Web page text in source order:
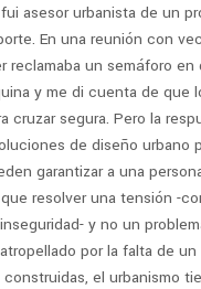
asesor urbanista de un
En una reunión con
reclamaba un semáforo en
y me di cuenta de que
cruzar segura. Pero la
de diseño urbano
garantizar a una
resolver una tensión -
y no un
por la falta de un
el urbanismo